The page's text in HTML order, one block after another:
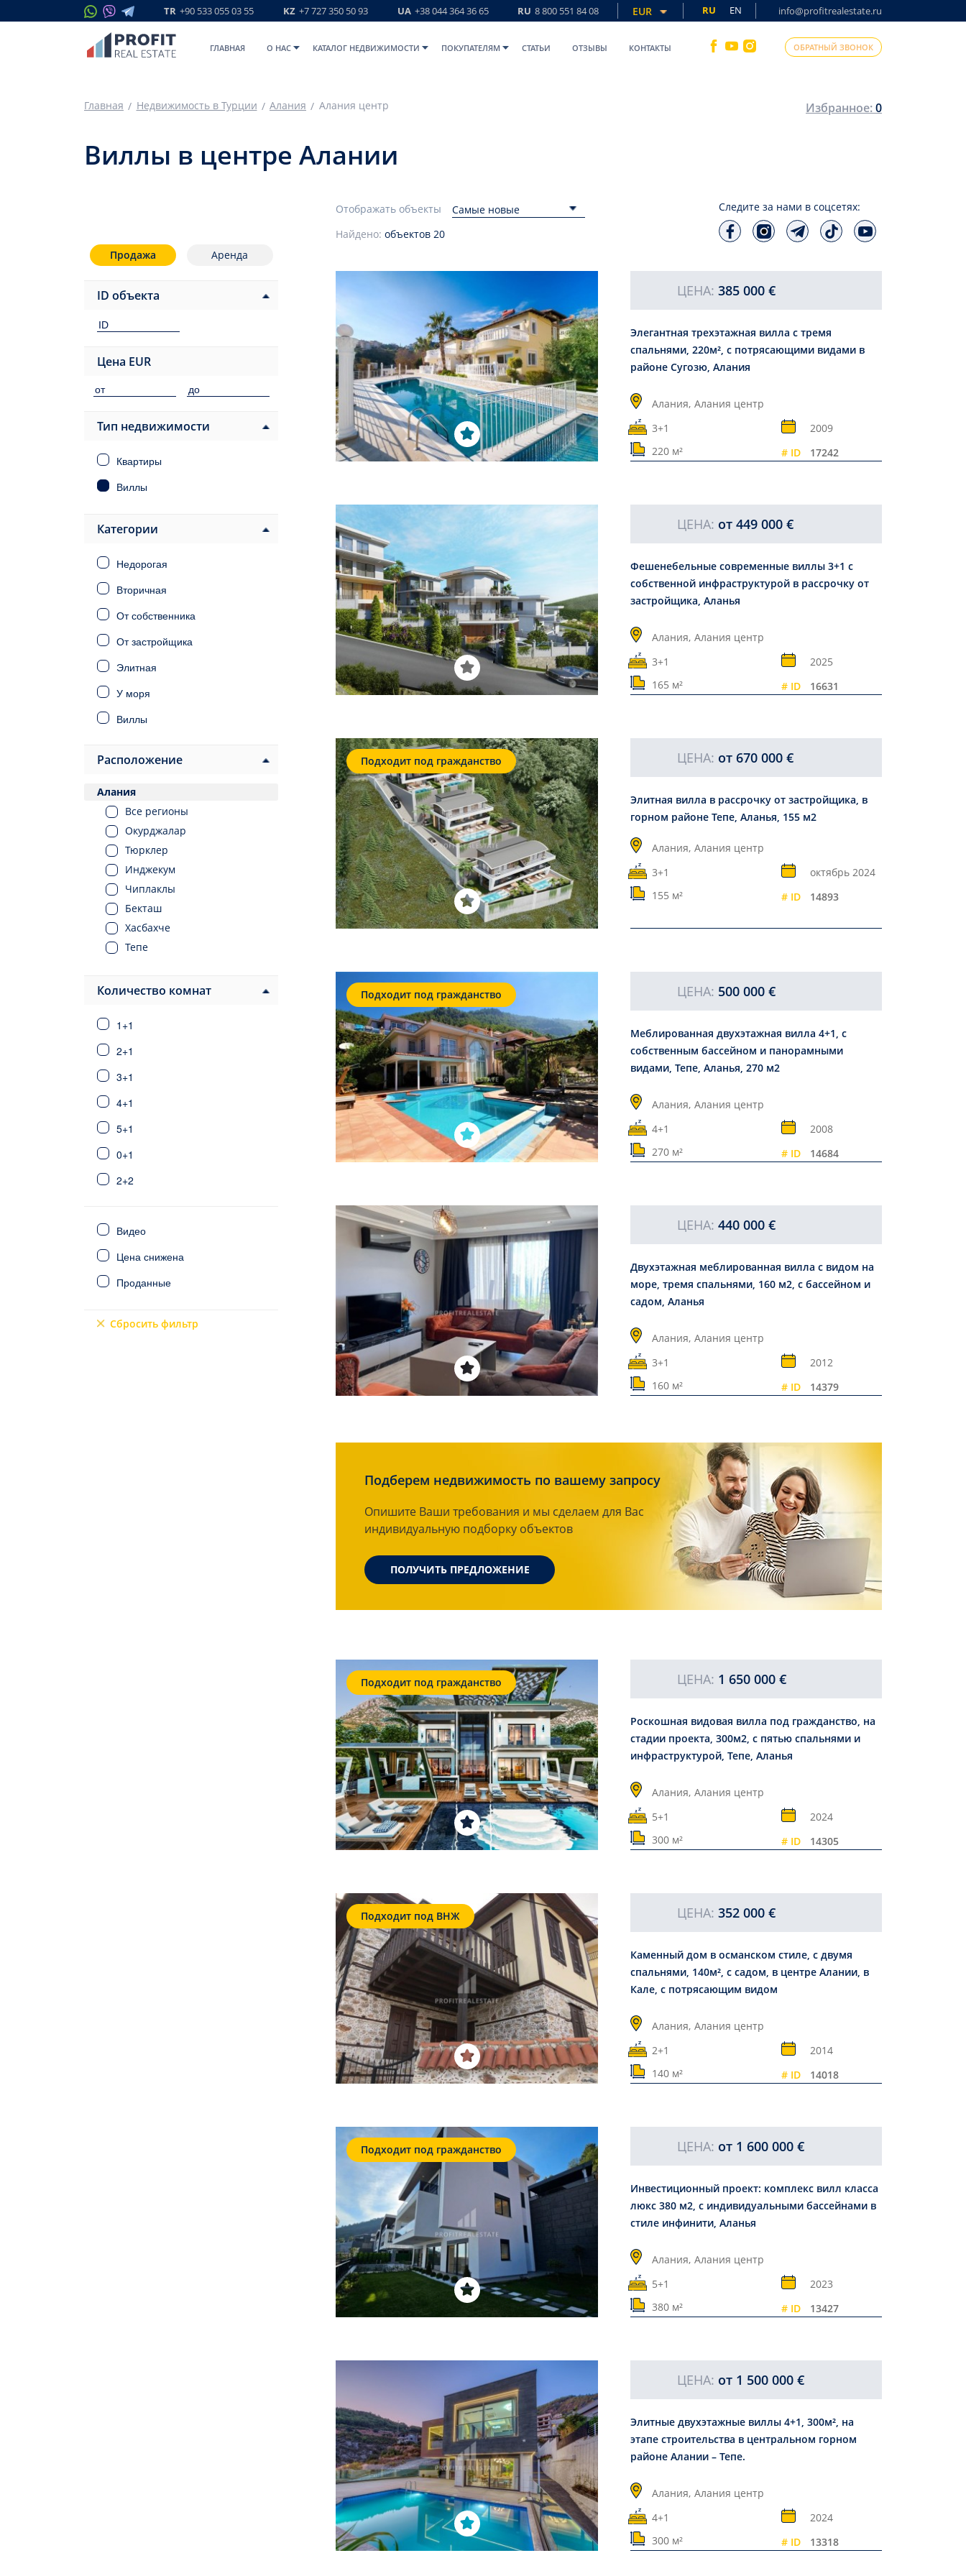
TR +90 533 055 03 55 KZ +7 727 350 50 93 UA +38 044 364 36 65 RU 8 800 551 84 08 EUR RU EN info@profitrealestate.ru
ГЛАВНАЯ O НАС КАТАЛОГ НЕДВИЖИМОСТИ ПОКУПАТЕЛЯМ СТАТЬИ ОТЗЫВЫ КОНТАКТЫ ОБРАТНЫЙ ЗВОНОК
Главная Недвижимость в Турции Алания Алания центр Избранное:0
Виллы в центре Алании
Продажа Аренда
ID объекта
Цена EUR
Тип недвижимости
Квартиры
Виллы
Категории
Недорогая
Вторичная
От собственника
От застройщика
Элитная
У моря
Виллы
Под ВНЖ
Расположение
Алания
Все регионы
Окурджалар
Тюрклер
Инджекум
Чиплаклы
Бекташ
Хасбахче
Тепе
Авсаллар
Алания центр
Джикджилли
Кестель
Демирташ
Газипаша
Фетхие
Сиде
Калкан/Каш
Количество комнат
1+1
2+1
3+1
4+1
5+1
0+1
2+2
6+1
4+2
5+2
Видео
Цена снижена
Проданные
Сбросить фильтр
Отображать объекты Самые новые
Следите за нами в соцсетях:
Найдено: объектов 20
ЦЕНА: 385 000 €
Элегантная трехэтажная вилла с тремя
спальнями, 220м², с потрясающими видами в
районе Сугозю, Алания
Алания, Алания центр
3+1
2009
220 м²
# ID 17242
ЦЕНА: от 449 000 €
Фешенебельные современные виллы 3+1 с
собственной инфраструктурой в рассрочку от
застройщика, Аланья
Алания, Алания центр
3+1
2025
165 м²
# ID 16631
Подходит под гражданство ЦЕНА: от 670 000 €
Элитная вилла в рассрочку от застройщика, в
горном районе Тепе, Аланья, 155 м2
Алания, Алания центр
3+1
октябрь 2024
155 м²
# ID 14893
Подходит под гражданство ЦЕНА: 500 000 €
Меблированная двухэтажная вилла 4+1, с
собственным бассейном и панорамными
видами, Тепе, Аланья, 270 м2
Алания, Алания центр
4+1
2008
270 м²
# ID 14684
ЦЕНА: 440 000 €
Двухэтажная меблированная вилла с видом на
море, тремя спальнями, 160 м2, с бассейном и
садом, Аланья
Алания, Алания центр
3+1
2012
160 м²
# ID 14379
Подберем недвижимость по вашему запросу
Опишите Ваши требования и мы сделаем для Вас
индивидуальную подборку объектов
ПОЛУЧИТЬ ПРЕДЛОЖЕНИЕ
Подходит под гражданство ЦЕНА: 1 650 000 €
Роскошная видовая вилла под гражданство, на
стадии проекта, 300м2, с пятью спальнями и
инфраструктурой, Тепе, Аланья
Алания, Алания центр
5+1
2024
300 м²
# ID 14305
Подходит под ВНЖ ЦЕНА: 352 000 €
Каменный дом в османском стиле, с двумя
спальнями, 140м², с садом, в центре Алании, в
Кале, с потрясающим видом
Алания, Алания центр
2+1
2014
140 м²
# ID 14018
Подходит под гражданство ЦЕНА: от 1 600 000 €
Инвестиционный проект: комплекс вилл класса
люкс 380 м2, с индивидуальными бассейнами в
стиле инфинити, Аланья
Алания, Алания центр
5+1
2023
380 м²
# ID 13427
ЦЕНА: от 1 500 000 €
Элитные двухэтажные виллы 4+1, 300м², на
этапе строительства в центральном горном
районе Алании – Тепе.
Алания, Алания центр
4+1
2024
300 м²
# ID 13318